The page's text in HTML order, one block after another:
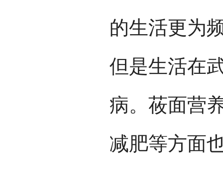
的生活更为
但是生活在
病。莜面营
减肥等方面